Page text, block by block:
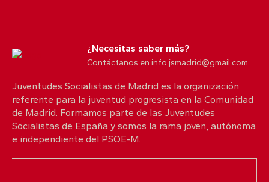
5 10
Juventudes Socialistas de Madrid
25 Jul
Comunicado JSM
Con quien nos protege. Con quienes lo han
¿Necesitas saber más?
Contáctanos en info.jsmadrid@gmail.com
Juventudes Socialistas de Madrid es la organización
referente para la juventud progresista en la Comunidad
de Madrid. Formamos parte de las Juventudes
Socialistas de España y somos la rama joven, autónoma
e independiente del PSOE-M.